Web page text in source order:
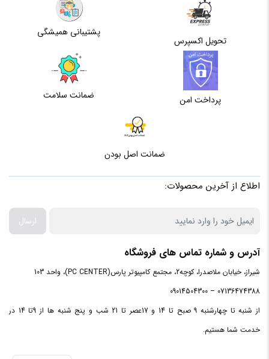
تحویل اکسپرس
پشتیبانی همیشگی
پرداخت امن ضمانت سلامت
ضمانت اصل بودن
اطلاع از آخرین محصولات:
ارسال
آدرس و شماره تماس های فروشگاه
شیراز، خیابان ملاصدرا، کوچه2، مجتمع کامپیوتر پارس(PC CENTER)، واحد 103
07136474388 – 09014504300
از شنبه تا چهارشنبه 9 صبح تا 14 و 17عصر تا 21 شب و پنج شنبه ها از 9تا 14 در
خدمت شما هستیم.